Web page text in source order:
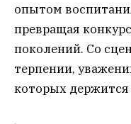
опытом
превращая
поколений. Со
терпении,
которых держится